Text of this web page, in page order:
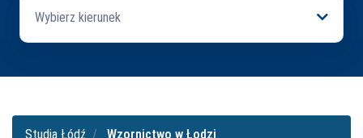
Wybierz kierunek
Studia Łódź Wzornictwo w Łodzi